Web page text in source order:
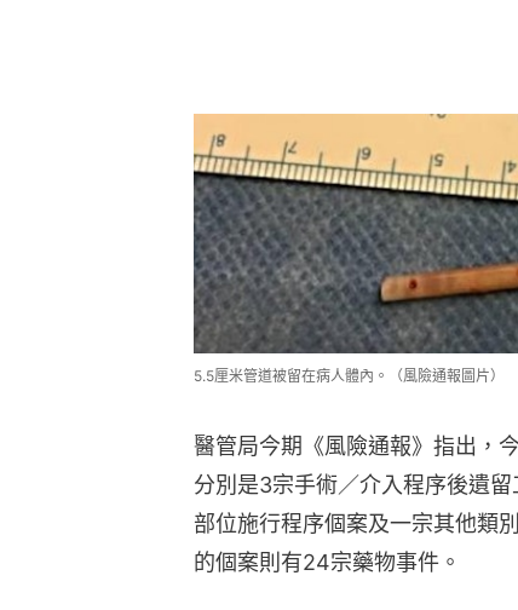
5.5厘米管道被留在病人體內。（風險通報圖片）
醫管局今期《風險通報》指出，
分別是3宗手術／介入程序後遺
部位施行程序個案及一宗其他類
的個案則有24宗藥物事件。